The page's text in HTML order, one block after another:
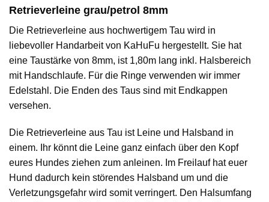
Retrieverleine grau/petrol 8mm
Die Retrieverleine aus hochwertigem Tau wird in
liebevoller Handarbeit von KaHuFu hergestellt. Sie hat
eine Taustärke von 8mm, ist 1,80m lang inkl. Halsbereich
mit Handschlaufe. Für die Ringe verwenden wir immer
Edelstahl. Die Enden des Taus sind mit Endkappen
versehen.
Die Retrieverleine aus Tau ist Leine und Halsband in
einem. Ihr könnt die Leine ganz einfach über den Kopf
eures Hundes ziehen zum anleinen. Im Freilauf hat euer
Hund dadurch kein störendes Halsband um und die
Verletzungsgefahr wird somit verringert. Den Halsumfang